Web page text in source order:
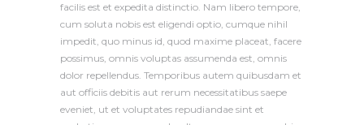
facilis est et expedita distinctio. Nam libero tempore,
cum soluta nobis est eligendi optio, cumque nihil
impedit, quo minus id, quod maxime placeat, facere
possimus, omnis voluptas assumenda est, omnis
dolor repellendus. Temporibus autem quibusdam et
aut officiis debitis aut rerum necessitatibus saepe
eveniet, ut et voluptates repudiandae sint et